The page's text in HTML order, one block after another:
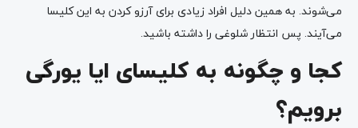
می‌شوند. به همین دلیل افراد زیادی برای آرزو کردن به این کلیسا
می‌آیند. پس انتظار شلوغی را داشته باشید.
کجا و چگونه به کلیسای ایا یورگی
برویم؟